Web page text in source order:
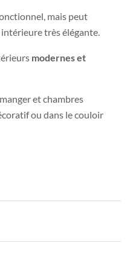
mais peut
très élégante.
modernes et
et chambres
ou dans le couloir